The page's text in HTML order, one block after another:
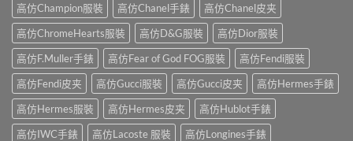
高仿Champion服裝
高仿Chanel手錶
高仿Chanel皮夹
高仿ChromeHearts服裝
高仿D&G服裝
高仿Dior服裝
高仿F.Muller手錶
高仿Fear of God FOG服裝
高仿Fendi服裝
高仿Fendi皮夹
高仿Gucci服裝 高仿Gucci皮夹
高仿Hermes手錶
高仿Hermes服裝
高仿Hermes皮夹
高仿Hublot手錶
高仿IWC手錶
高仿Lacoste 服裝
高仿Longines手錶